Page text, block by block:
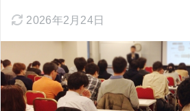
2026年2月24日